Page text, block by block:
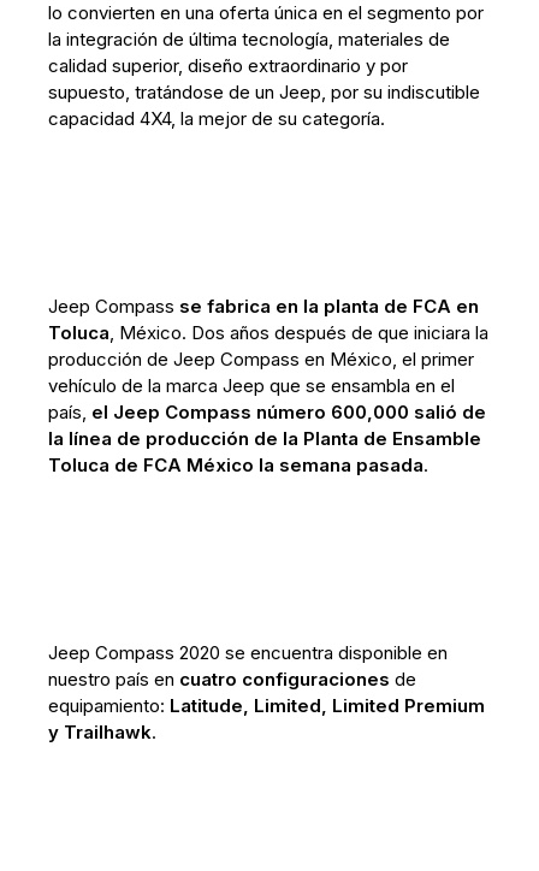
lo convierten en una oferta única en el segmento por
la integración de última tecnología, materiales de
calidad superior, diseño extraordinario y por
supuesto, tratándose de un Jeep, por su indiscutible
capacidad 4X4, la mejor de su categoría.
Jeep Compass se fabrica en la planta de FCA en
Toluca, México. Dos años después de que iniciara la
producción de Jeep Compass en México, el primer
vehículo de la marca Jeep que se ensambla en el
país, el Jeep Compass número 600,000 salió de
la línea de producción de la Planta de Ensamble
Toluca de FCA México la semana pasada.
Jeep Compass 2020 se encuentra disponible en
nuestro país en cuatro configuraciones de
equipamiento: Latitude, Limited, Limited Premium
y Trailhawk.